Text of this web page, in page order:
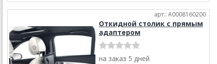
арт.: A0008160200
Откидной столик с прямым
адаптером
на заказ 5 дней